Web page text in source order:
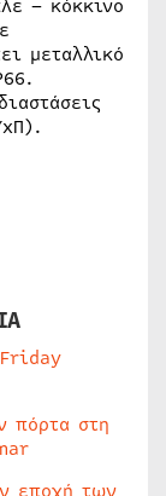
– κόκκινο
μεταλλικό
πόρτα στη